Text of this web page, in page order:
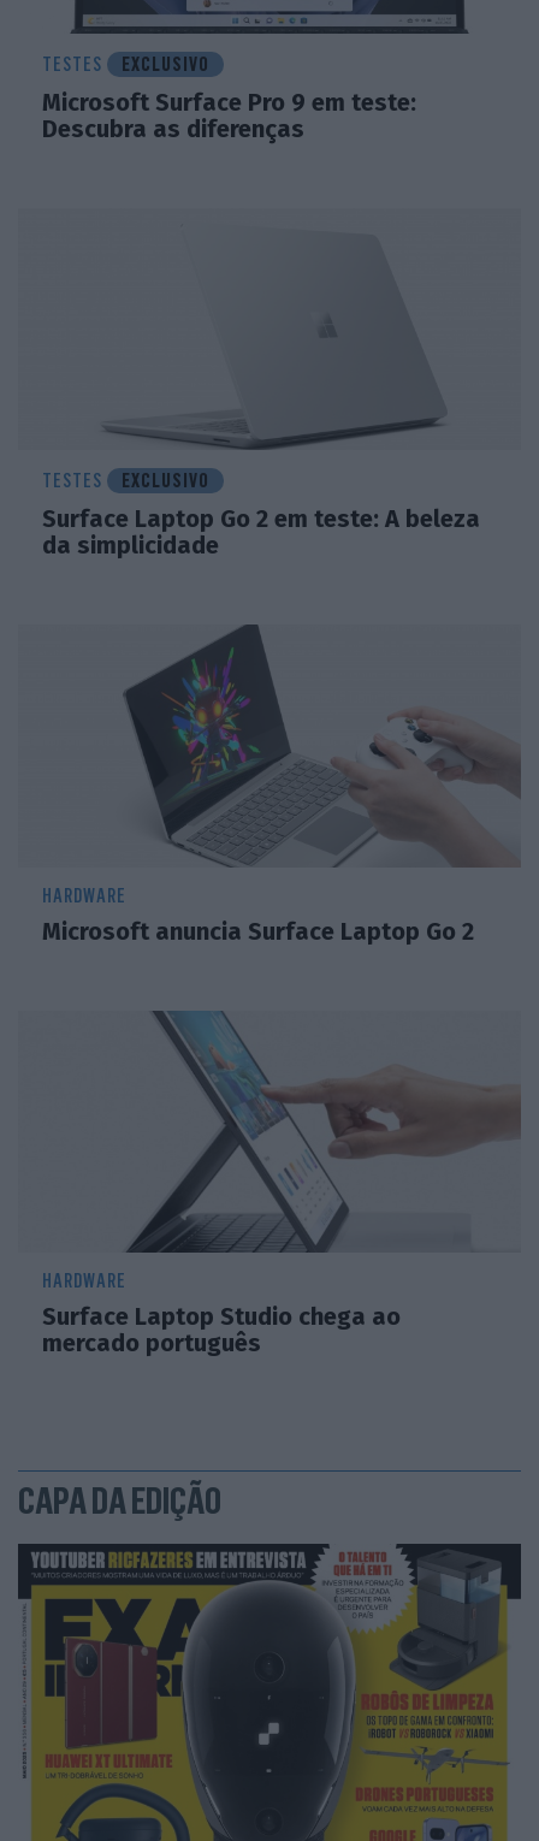
TESTES EXCLUSIVO
Microsoft Surface Pro 9 em teste:
Descubra as diferenças
TESTES EXCLUSIVO
Surface Laptop Go 2 em teste: A beleza
da simplicidade
HARDWARE
Microsoft anuncia Surface Laptop Go 2
HARDWARE
Surface Laptop Studio chega ao
mercado português
CAPA DA EDIÇÃO